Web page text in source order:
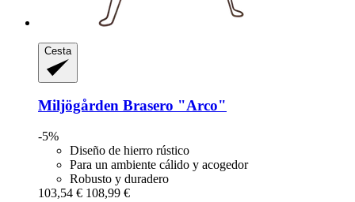
Cesta
Miljögården Brasero "Arco"
-5%
Diseño de hierro rústico
Para un ambiente cálido y acogedor
Robusto y duradero
103,54 € 108,99 €